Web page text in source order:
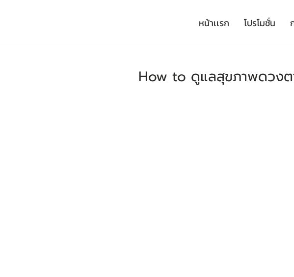
หน้าเเรก โปรโมชั่น
How to ดูแลสุขภาพดวงต